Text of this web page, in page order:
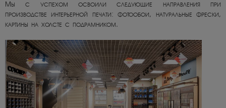
Мы с успехом освоили следующие направления при
производстве интерьерной печати: фотообои, натуральные фрески,
картины на холсте с подрамником.